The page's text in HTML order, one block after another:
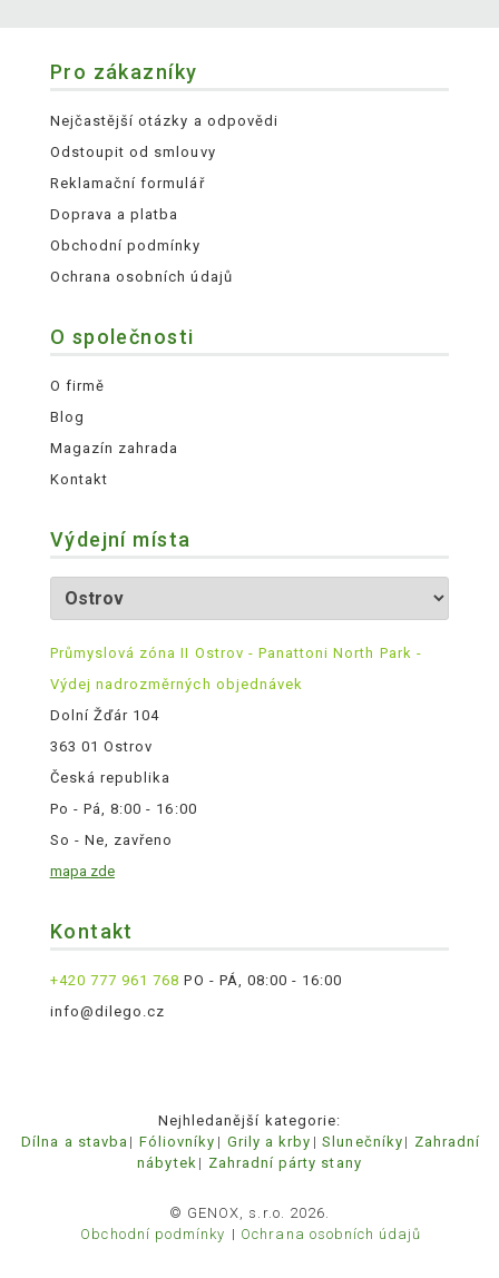
Pro zákazníky
Nejčastější otázky a odpovědi
Odstoupit od smlouvy
Reklamační formulář
Doprava a platba
Obchodní podmínky
Ochrana osobních údajů
O společnosti
O firmě
Blog
Magazín zahrada
Kontakt
Výdejní místa
Průmyslová zóna II Ostrov - Panattoni North Park -
Výdej nadrozměrných objednávek
Dolní Žďár 104
363 01 Ostrov
Česká republika
Po - Pá, 8:00 - 16:00
So - Ne, zavřeno
mapa zde
Kontakt
+420 777 961 768 PO - PÁ, 08:00 - 16:00
info@dilego.cz
Nejhledanější kategorie:
Dílna a stavba
Fóliovníky Grily a krby Slunečníky
Zahradní
nábytek
Zahradní párty stany
© GENOX, s.r.o. 2026.
Obchodní podmínky
Ochrana osobních údajů